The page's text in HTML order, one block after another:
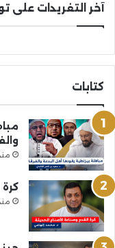
آخر التغريدات على
كتابات
منذ 7
منذ 3